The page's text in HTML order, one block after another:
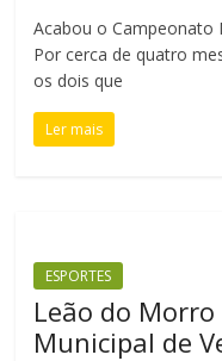
Acabou o Campeonato
Por cerca de quatro
os dois que
Ler mais
ESPORTES
Leão do
Municipal de